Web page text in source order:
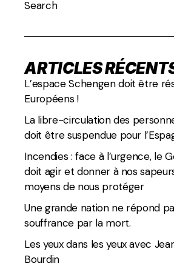
Search
ARTICLES
L’espace Schengen doit être
Européens !
La libre-circulation des
doit être suspendue pour
Incendies : face à l’urgence, le
doit agir et donner à nos
moyens de nous protéger
Une grande nation ne répond
souffrance par la mort.
Les yeux dans les yeux avec
Bourdin